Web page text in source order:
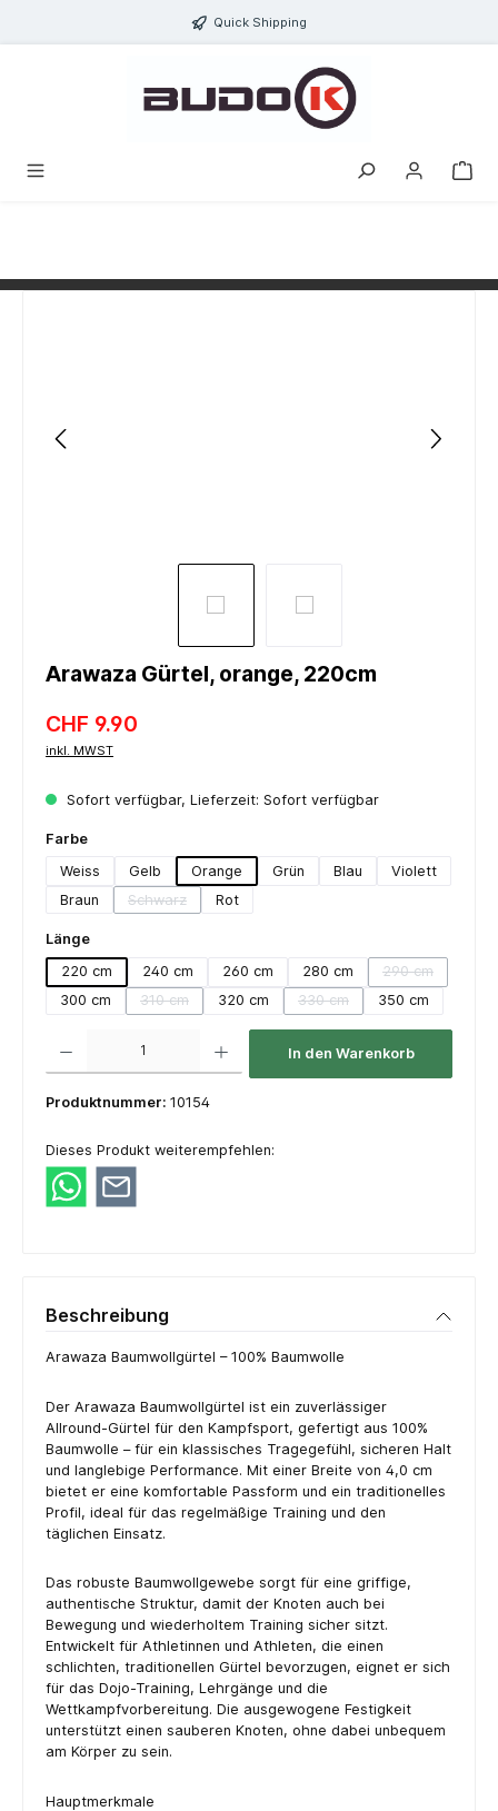
Quick Shipping
Arawaza Gürtel, orange, 220cm
CHF 9.90
inkl. MWST
Sofort verfügbar, Lieferzeit: Sofort verfügbar
Farbeauswählen
Weiss
Gelb Orange Grün Blau
Violett
Braun
Schwarz
(Diese Option ist zurzeit nicht verfügbar.)
Rot
Längeauswählen
220 cm
240 cm 260 cm 280 cm 290 cm
(Diese
300 cm 310 cm
(Diese Option ist zurzeit nicht verfügbar.)
320 cm 330 cm
(Diese Option ist zurzeit
350 cm
In den Warenkorb
Produktnummer: 10154
Dieses Produkt weiterempfehlen:
Beschreibung
Arawaza Baumwollgürtel – 100% Baumwolle
Der Arawaza Baumwollgürtel ist ein zuverlässiger
Allround-Gürtel für den Kampfsport, gefertigt aus 100%
Baumwolle – für ein klassisches Tragegefühl, sicheren Halt
und langlebige Performance. Mit einer Breite von 4,0 cm
bietet er eine komfortable Passform und ein traditionelles
Profil, ideal für das regelmäßige Training und den
täglichen Einsatz.
Das robuste Baumwollgewebe sorgt für eine griffige,
authentische Struktur, damit der Knoten auch bei
Bewegung und wiederholtem Training sicher sitzt.
Entwickelt für Athletinnen und Athleten, die einen
schlichten, traditionellen Gürtel bevorzugen, eignet er sich
für das Dojo-Training, Lehrgänge und die
Wettkampfvorbereitung. Die ausgewogene Festigkeit
unterstützt einen sauberen Knoten, ohne dabei unbequem
am Körper zu sein.
Hauptmerkmale